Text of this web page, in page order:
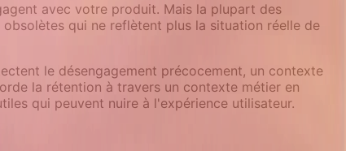
avec votre produit. Mais la plupart des
qui ne reflètent plus la situation réelle de
le désengagement précocement, un contexte
la rétention à travers un contexte métier en
qui peuvent nuire à l'expérience utilisateur.